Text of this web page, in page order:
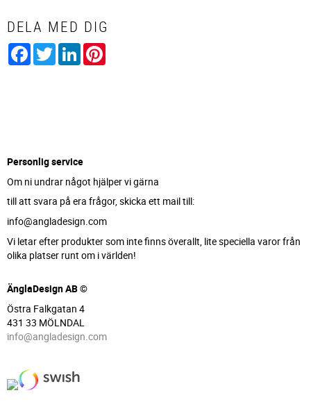
DELA MED DIG
Facebook
TwitterLinkedIn
Personlig service
Om ni undrar något hjälper vi gärna
till att svara på era frågor, skicka ett mail till:
info@angladesign.com
Vi letar efter produkter som inte finns överallt, lite speciella varor från
olika platser runt om i världen!
ÄnglaDesign AB ©
Östra Falkgatan 4
431 33 MÖLNDAL
info@angladesign.com